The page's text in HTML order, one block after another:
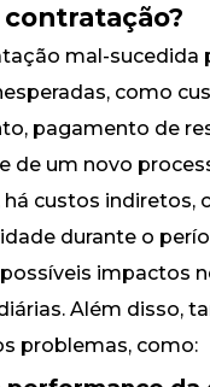
mal-sucedida
como
pagamento de
de um novo
há custos indiretos,
durante o
impactos
Além disso,
problemas, como: